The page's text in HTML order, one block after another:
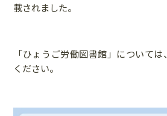
載されました。
「ひょうご労働図書館」については、
ください。